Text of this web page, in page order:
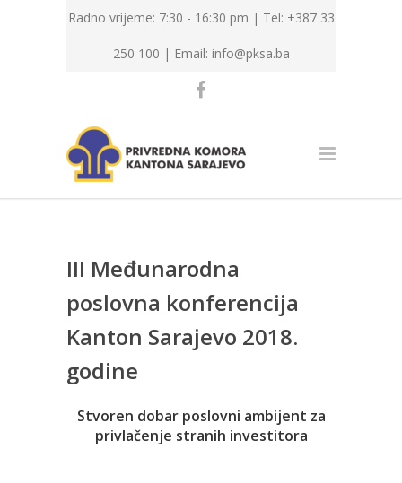
Radno vrijeme: 7:30 - 16:30 pm | Tel: +387 33
250 100 | Email: info@pksa.ba
III Međunarodna
poslovna konferencija
Kanton Sarajevo 2018.
godine
Stvoren dobar poslovni ambijent za
privlačenje stranih investitora